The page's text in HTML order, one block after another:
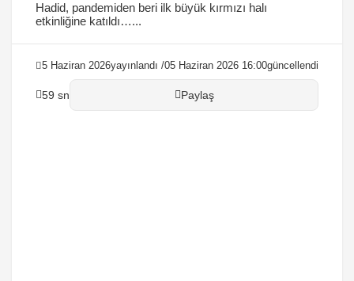
Hadid, pandemiden beri ilk büyük kırmızı halı
etkinliğine katıldı…...
5 Haziran 2026yayınlandı /05 Haziran 2026 16:00güncellendi
59 sn Paylaş